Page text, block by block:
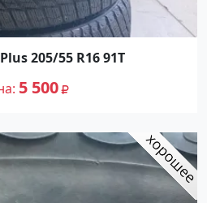
205/55 R16 91T
5 500